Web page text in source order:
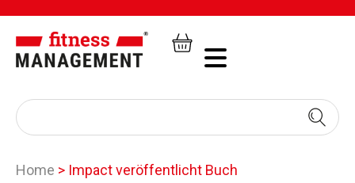
Home > Impact veröffentlicht Buch